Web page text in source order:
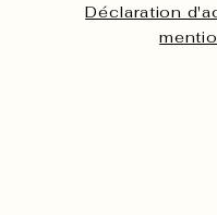
Déclaration